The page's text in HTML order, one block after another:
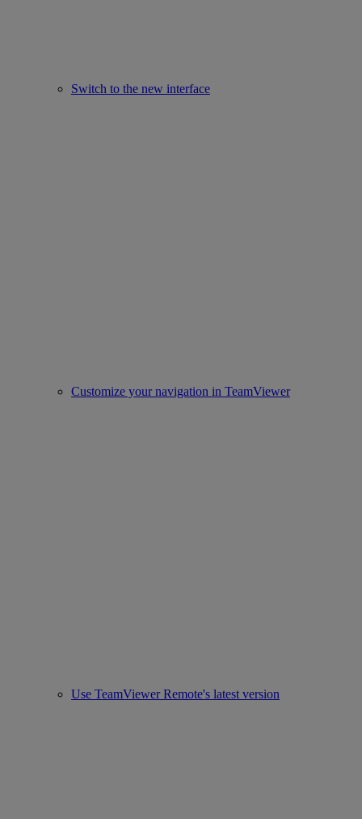
Switch to the new interface
Customize your navigation in TeamViewer
Use TeamViewer Remote's latest version